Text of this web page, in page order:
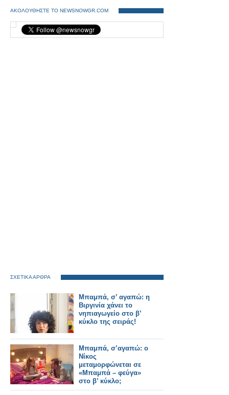
ΑΚΟΛΟΥΘΗΣΤΕ ΤΟ NEWSNOWGR.COM
ΣΧΕΤΙΚΑ ΑΡΘΡΑ
Μπαμπά, σ’ αγαπώ: η
Βιργινία χάνει το
νηπιαγωγείο στο β’
κύκλο της σειράς!
Μπαμπά, σ’αγαπώ: ο
Νίκος
μεταμορφώνεται σε
«Μπαμπά – φεύγα»
στο β’ κύκλο;